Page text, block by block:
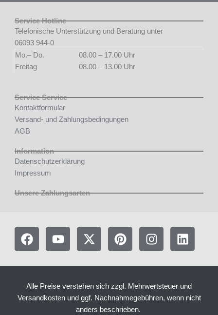
Service Hotline
Telefonische Unterstützung und Beratung unter
06093 944-0
Mo.– Do.
08.00 – 17.00 Uhr
Freitag
08.00 – 13.00 Uhr
Service Service
Kontaktformular
Versand- und Zahlungsbedingungen
AGB
Information
Datenschutzerklärung
Impressum
Unsere Zahlungsarten
F
a
e
b
o
Y
o
t
b
X
-
w
t
t
P
i
t
e
r
e
I
n
t
a
g
L
i
k
d
Alle Preise verstehen sich zzgl. Mehrwertsteuer und
Versandkosten und ggf. Nachnahmegebühren, wenn nicht
anders beschrieben.